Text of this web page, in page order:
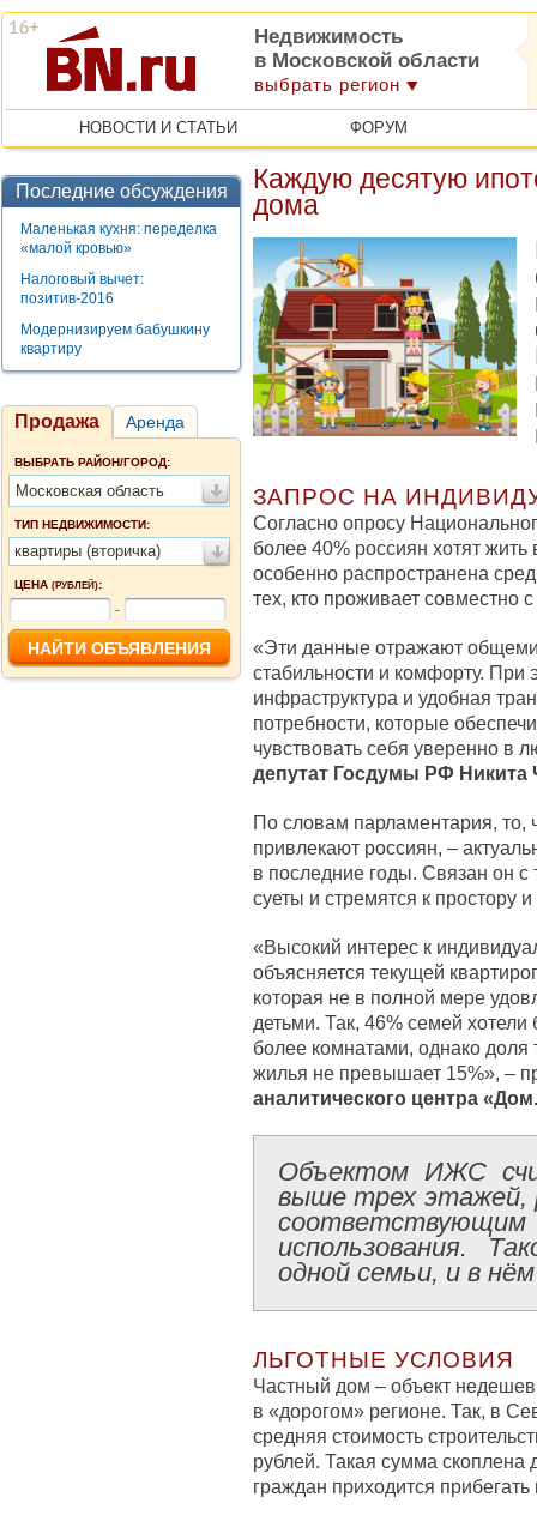
Недвижимость
в Московской области
выбрать регион
НОВОСТИ И СТАТЬИ ФОРУМ
Последние обсуждения
Маленькая кухня: переделка
«малой кровью»
Налоговый вычет:
позитив-2016
Модернизируем бабушкину
квартиру
Продажа Аренда
ВЫБРАТЬ РАЙОН/ГОРОД:
Московская область
ТИП НЕДВИЖИМОСТИ:
квартиры (вторичка)
ЦЕНА (РУБЛЕЙ):
-
Каждую десятую
дома
ЗАПРОС НА
Согласно опросу
более 40% россиян хотят
особенно распространена
тех, кто проживает совместно
«Эти данные отражают
стабильности и комфорту.
инфраструктура и удобная
потребности, которые
чувствовать себя уверенно в
депутат Госдумы РФ Никита
По словам парламентария, то,
привлекают россиян, –
в последние годы. Связан он с
суеты и стремятся к простору
«Высокий интерес к
объясняется текущей
которая не в полной мере
детьми. Так, 46% семей
более комнатами, однако доля
жилья не превышает 15%», –
аналитического центра
Объектом ИЖС
выше трех этажей,
использования.
одной семьи, и в
ЛЬГОТНЫЕ УСЛОВИЯ
Частный дом – объект
в «дорогом» регионе. Так, в
средняя стоимость
рублей. Такая сумма скоплена
граждан приходится прибегать